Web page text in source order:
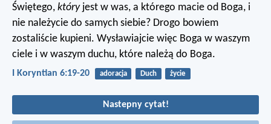
Świętego, któryjest w was, a którego macie od Boga, i
nie należycie do samych siebie? Drogo bowiem
zostaliście kupieni. Wysławiajcie więc Boga w waszym
ciele i w waszym duchu, które należą do Boga.
I Koryntian 6:19-20 adoracja Duch życie
Nastepny cytat!